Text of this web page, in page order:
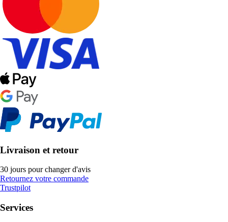
Livraison et retour
30 jours pour changer d'avis
Retournez votre commande
Trustpilot
Services